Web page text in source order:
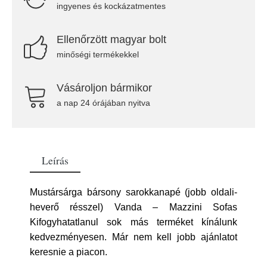
ingyenes és kockázatmentes
Ellenőrzött magyar bolt
minőségi termékekkel
Vásároljon bármikor
a nap 24 órájában nyitva
Leírás
Mustársárga bársony sarokkanapé (jobb oldali-
heverő résszel) Vanda – Mazzini Sofas
Kifogyhatatlanul sok más terméket kínálunk
kedvezményesen. Már nem kell jobb ajánlatot
keresnie a piacon.